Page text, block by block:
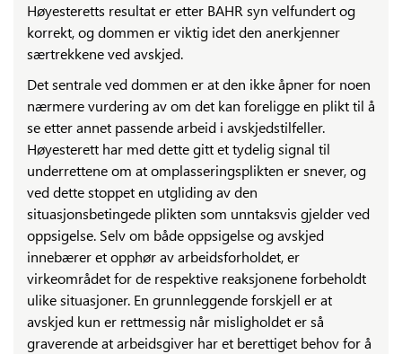
Høyesteretts resultat er etter BAHR syn velfundert og
korrekt, og dommen er viktig idet den anerkjenner
særtrekkene ved avskjed.
Det sentrale ved dommen er at den ikke åpner for noen
nærmere vurdering av om det kan foreligge en plikt til å
se etter annet passende arbeid i avskjedstilfeller.
Høyesterett har med dette gitt et tydelig signal til
underrettene om at omplasseringsplikten er snever, og
ved dette stoppet en utgliding av den
situasjonsbetingede plikten som unntaksvis gjelder ved
oppsigelse. Selv om både oppsigelse og avskjed
innebærer et opphør av arbeidsforholdet, er
virkeområdet for de respektive reaksjonene forbeholdt
ulike situasjoner. En grunnleggende forskjell er at
avskjed kun er rettmessig når misligholdet er så
graverende at arbeidsgiver har et berettiget behov for å